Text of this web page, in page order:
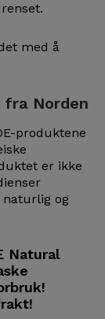
med å
fra Norden
produktene
er ikke
og
Natural